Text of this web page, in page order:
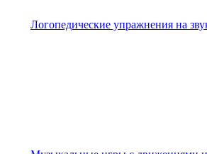
Логопедические упражнения на